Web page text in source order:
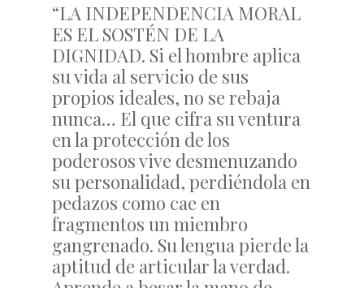
“LA INDEPENDENCIA MORAL
ES EL SOSTÉN DE LA
DIGNIDAD. Si el hombre aplica
su vida al servicio de sus
propios ideales, no se rebaja
nunca… El que cifra su ventura
en la protección de los
poderosos vive desmenuzando
su personalidad, perdiéndola en
pedazos como cae en
fragmentos un miembro
gangrenado. Su lengua pierde la
aptitud de articular la verdad.